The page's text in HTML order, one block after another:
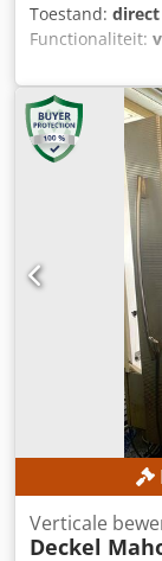
Toestand:
Functionaliteit:
as:550 mm,
20.000 rpm
,
210,
voor 5-assige
mm
Draaibereik B-
Voeding Snelle
Snelle voeding
Voorbereiding
Palletgrootte: Ø
kN Dwjdpfezpyh
Verticale
Deckel